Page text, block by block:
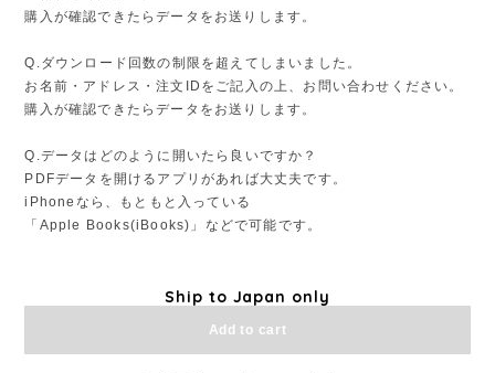
購入が確認できたらデータをお送りします。
Q.ダウンロード回数の制限を超えてしまいました。
お名前・アドレス・注文IDをご記入の上、お問い合わせください。
購入が確認できたらデータをお送りします。
Q.データはどのように開いたら良いですか？
PDFデータを開けるアプリがあれば大丈夫です。
iPhoneなら、もともと入っている
「Apple Books(iBooks)」などで可能です。
Ship to Japan only
Add to cart